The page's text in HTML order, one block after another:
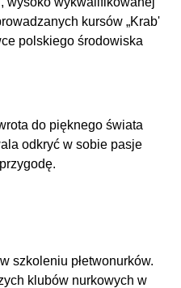
kursów „Krab'
polskiego środowiska
do pięknego świata
odkryć w sobie pasje
szkoleniu płetwonurków.
klubów nurkowych w